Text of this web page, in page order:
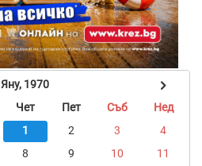
Яну, 1970
Чет Пет Съб
Нед
1 2 3
4
8 9 10
11